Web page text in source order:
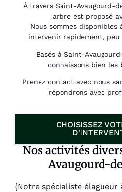
À travers Saint-Avaugourd-
arbre est proposé
Nous sommes
intervenir rapidement,
Basés à Saint-
connaissons bien les
Prenez contact avec nous
répondrons avec
CHOISISSEZ
Nos activités
Avaugourd-
{Notre spécialiste élagueur